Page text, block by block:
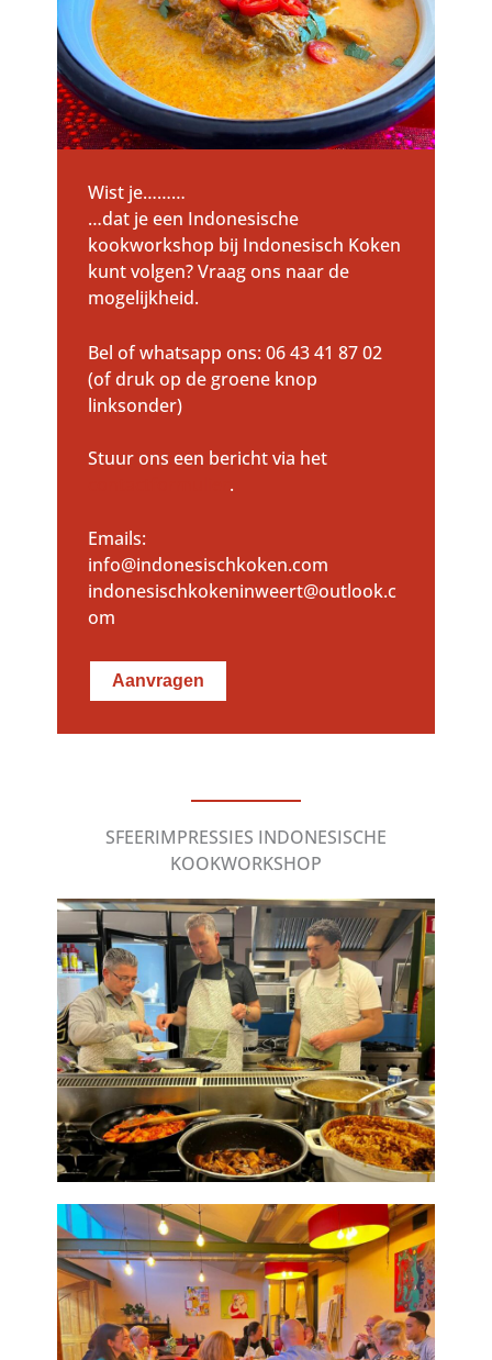
Wist je………
…dat je een Indonesische
kookworkshop bij Indonesisch Koken
kunt volgen? Vraag ons naar de
mogelijkheid.
Bel of whatsapp ons: 06 43 41 87 02
(of druk op de groene knop
linksonder)
Stuur ons een bericht via het
.
Emails:
info@indonesischkoken.com
indonesischkokeninweert@outlook.c
om
Aanvragen
SFEERIMPRESSIES INDONESISCHE
KOOKWORKSHOP